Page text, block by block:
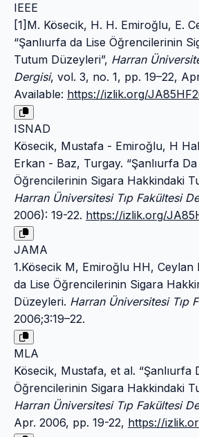
IEEE
[1]M. Kösecik, H. H. Emiroğlu, E.
“Şanlıurfa da Lise Öğrencilerinin
Tutum Düzeyleri”, Harran
Dergisi, vol. 3, no. 1, pp. 19–22,
Available: https://izlik.org/
ISNAD
Kösecik, Mustafa - Emiroğlu, H
Erkan - Baz, Turgay. “Şanlıurfa Da
Öğrencilerinin Sigara Hakkindaki
Harran Üniversitesi Tıp Fakültesi
2006): 19-22. https://izlik.org/
JAMA
1.Kösecik M, Emiroğlu HH, Ceylan
da Lise Öğrencilerinin Sigara
Düzeyleri. Harran Üniversitesi Tıp
2006;3:19–22.
MLA
Kösecik, Mustafa, et al. “Şanlıurfa
Öğrencilerinin Sigara Hakkindaki
Harran Üniversitesi Tıp Fakültesi
Apr. 2006, pp. 19-22, https://